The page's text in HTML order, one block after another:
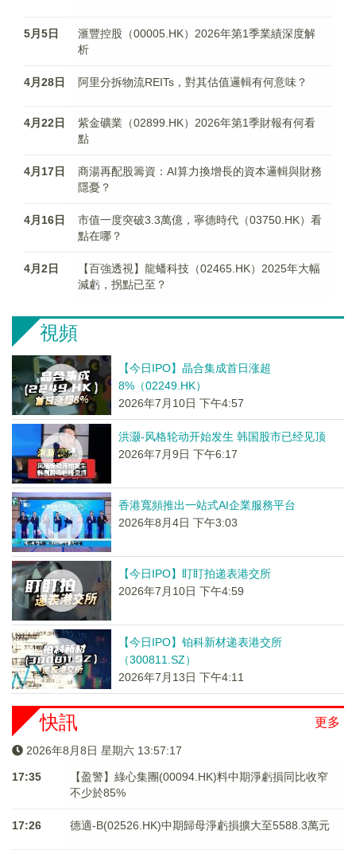
5月5日
滙豐控股（00005.HK）2026年第1季業績深度解
析
4月28日 阿里分拆物流REITs，對其估值邏輯有何意味？
4月22日
紫金礦業（02899.HK）2026年第1季財報有何看
點
4月17日
商湯再配股籌資：AI算力換增長的資本邏輯與財務
隱憂？
4月16日
市值一度突破3.3萬億，寧德時代（03750.HK）看
點在哪？
4月2日
【百強透視】龍蟠科技（02465.HK）2025年大幅
減虧，拐點已至？
視頻
【今日IPO】晶合集成首日涨超
8%（02249.HK）
2026年7月10日 下午4:57
洪灏-风格轮动开始发生 韩国股市已经见顶
2026年7月9日 下午6:17
香港寬頻推出一站式AI企業服務平台
2026年8月4日 下午3:03
【今日IPO】盯盯拍递表港交所
2026年7月10日 下午4:59
【今日IPO】铂科新材递表港交所
（300811.SZ）
2026年7月13日 下午4:11
更多
快訊
2026年8月8日 星期六 13:57:18
17:35
【盈警】綠心集團(00094.HK)料中期淨虧損同比收窄
不少於85%
17:26 德適-B(02526.HK)中期歸母淨虧損擴大至5588.3萬元